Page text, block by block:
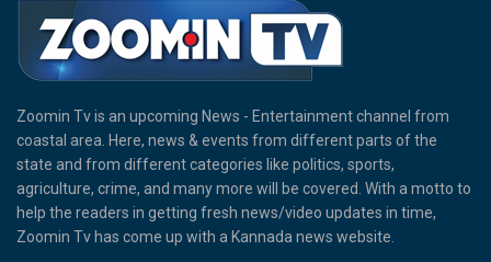
Zoomin Tv is an upcoming News - Entertainment channel from
coastal area. Here, news & events from different parts of the
state and from different categories like politics, sports,
agriculture, crime, and many more will be covered. With a motto to
help the readers in getting fresh news/video updates in time,
Zoomin Tv has come up with a Kannada news website.